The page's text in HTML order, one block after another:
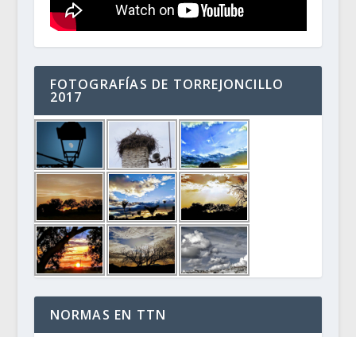
FOTOGRAFÍAS DE TORREJONCILLO
2017
NORMAS EN TTN